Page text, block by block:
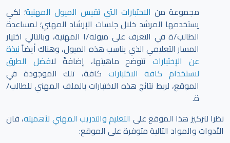
مجموعة من الاختبارات التي تقيس الميول المهنية؛ لكي
يستخدمها المرشد خلال جلسات الإرشاد المهني؛ لمساعدة
الطالب/ة في التعرف على ميوله/ا المهنية، وبالتالي اختيار
المسار التعليمي الذي يناسب هذه الميول، وهناك أيضاًنبذة
عن الإختباراتتتوضح ماهيتها، إضافةً لافضل الطرق
لاستخدام كافة الاختبارات كافة، تلك الموجودة في
الموقع، لربط نتائج هذه الاختبارات بالملف المهني للطالب/
ة.
نظرا لتركيز هذا الموقع على التعليم والتدريب المهني لأهميته، فان
الأدوات والمواد التالية متوفرة على الموقع: